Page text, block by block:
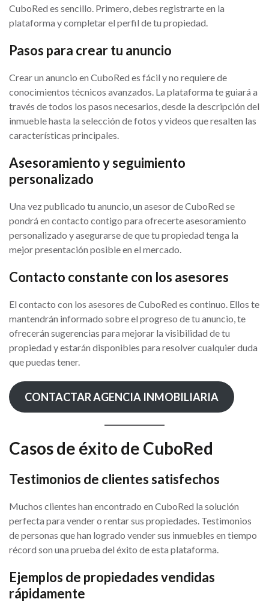
CuboRed es sencillo. Primero, debes registrarte en la
plataforma y completar el perfil de tu propiedad.
Pasos para crear tu anuncio
Crear un anuncio en CuboRed es fácil y no requiere de
conocimientos técnicos avanzados. La plataforma te guiará a
través de todos los pasos necesarios, desde la descripción del
inmueble hasta la selección de fotos y videos que resalten las
características principales.
Asesoramiento y seguimiento
personalizado
Una vez publicado tu anuncio, un asesor de CuboRed se
pondrá en contacto contigo para ofrecerte asesoramiento
personalizado y asegurarse de que tu propiedad tenga la
mejor presentación posible en el mercado.
Contacto constante con los asesores
El contacto con los asesores de CuboRed es continuo. Ellos te
mantendrán informado sobre el progreso de tu anuncio, te
ofrecerán sugerencias para mejorar la visibilidad de tu
propiedad y estarán disponibles para resolver cualquier duda
que puedas tener.
CONTACTAR AGENCIA INMOBILIARIA
Casos de éxito de CuboRed
Testimonios de clientes satisfechos
Muchos clientes han encontrado en CuboRed la solución
perfecta para vender o rentar sus propiedades. Testimonios
de personas que han logrado vender sus inmuebles en tiempo
récord son una prueba del éxito de esta plataforma.
Ejemplos de propiedades vendidas
rápidamente